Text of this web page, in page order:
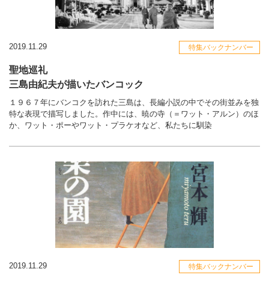
2019.11.29 特集バックナンバー
聖地巡礼
三島由紀夫が描いたバンコック
１９６７年にバンコクを訪れた三島は、長編小説の中でその街並みを独
特な表現で描写しました。作中には、暁の寺（＝ワット・アルン）のほ
か、ワット・ポーやワット・プラケオなど、私たちに馴染
2019.11.29 特集バックナンバー